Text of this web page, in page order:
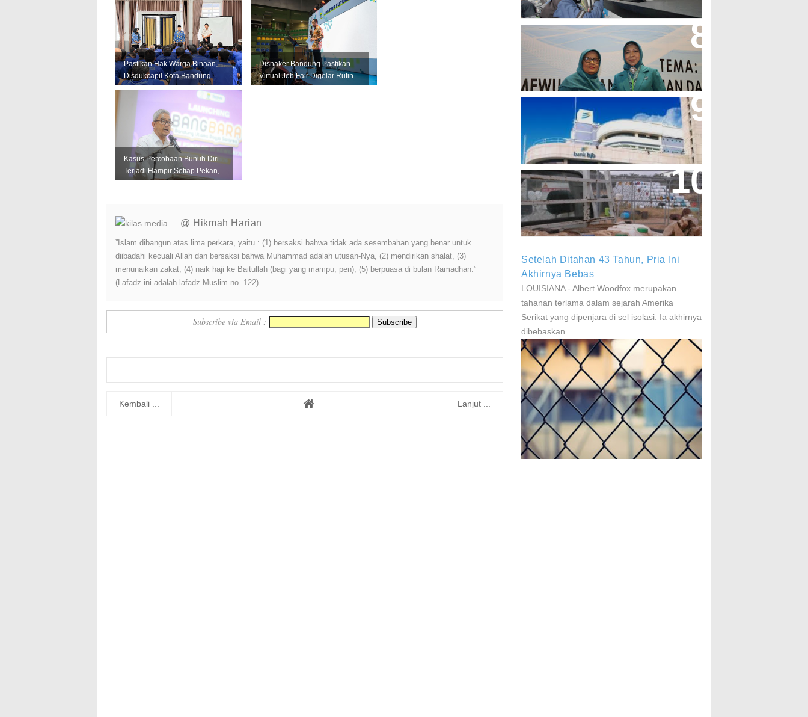
Kese...
Contoh Nasio...
Pastikan Hak Warga Binaan,
Disdukcapil Kota Bandung
Gelar Layanan di Lapas
Disnaker Bandung Pastikan
Virtual Job Fair Digelar Rutin
Kasus Percobaan Bunuh Diri
Terjadi Hampir Setiap Pekan,
@ Hikmah Harian
”Islam dibangun atas lima perkara, yaitu : (1) bersaksi bahwa tidak ada sesembahan yang benar untuk
diibadahi kecuali Allah dan bersaksi bahwa Muhammad adalah utusan-Nya, (2) mendirikan shalat, (3)
menunaikan zakat, (4) naik haji ke Baitullah (bagi yang mampu, pen), (5) berpuasa di bulan Ramadhan.”
(Lafadz ini adalah lafadz Muslim no. 122)
Subscribe via Email :
Kembali ... Lanjut ...
Perpres No.99/2017 Bisa Jadi
Acuan Semangat Pengabdian
Aher Minta Pemerintah Pusat
Masukan Kembali BJB Sebagai
Penyalur KUR
Paparan Pestisida Sebabkan
Parkinson Dan Kanker
Setelah Ditahan 43 Tahun, Pria Ini
Akhirnya Bebas
LOUISIANA - Albert Woodfox merupakan
tahanan terlama dalam sejarah Amerika
Serikat yang dipenjara di sel isolasi. Ia akhirnya
dibebaskan...